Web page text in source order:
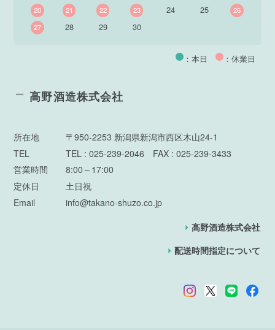
20
21 22 23 24 25
26
27
28 29 30
：本日 ：休業日
高野酒造株式会社
所在地
〒950-2253 新潟県新潟市西区木山24-1
TEL
TEL : 025-239-2046 FAX : 025-239-3433
営業時間
8:00～17:00
定休日
土日祝
Email
info@takano-shuzo.co.jp
高野酒造株式会社
配送時間指定について